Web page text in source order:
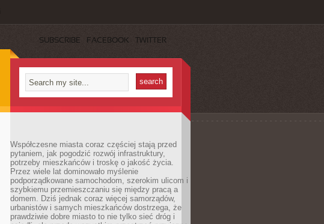
SUBSCRIBE FACEBOOK TWITTER
Współczesne miasta coraz częściej stają przed
pytaniem, jak pogodzić rozwój infrastruktury,
potrzeby mieszkańców i troskę o jakość życia.
Przez wiele lat dominowało myślenie
podporządkowane samochodom, szerokim ulicom i
szybkiemu przemieszczaniu się między pracą a
domem. Dziś jednak coraz więcej samorządów,
urbanistów i samych mieszkańców dostrzega, że
prawdziwie dobre miasto to nie tylko sieć dróg i